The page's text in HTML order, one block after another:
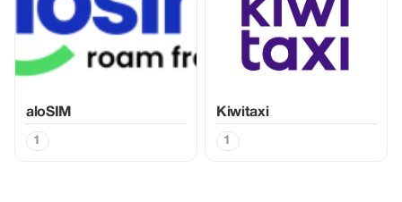
aloSIM
1
Kiwitaxi
1